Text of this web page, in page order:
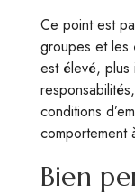
Ce point est
groupes et les
est élevé, plus
conditions
comportement
Bien